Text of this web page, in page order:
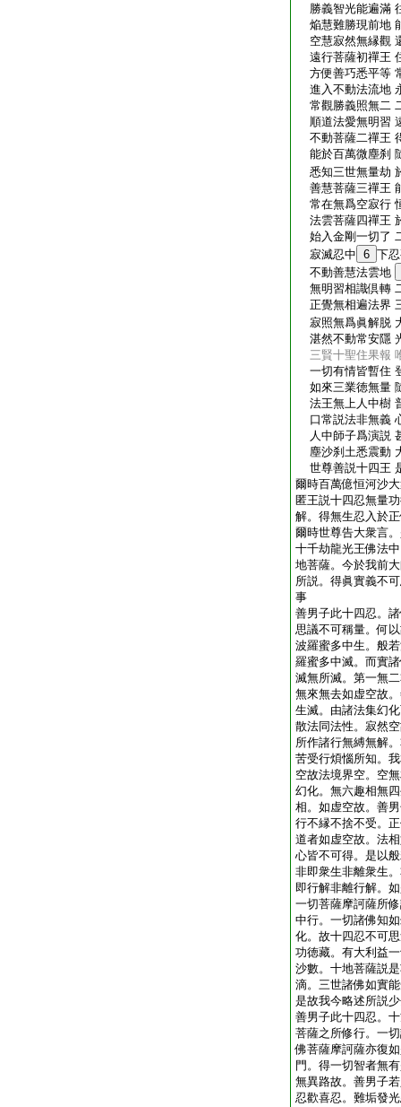
勝義智光能遍滿
焔慧難勝現前地
空慧寂然無縁觀
遠行菩薩初禪王
方便善巧悉平等
進入不動法流地
常觀勝義照無二
順道法愛無明習
不動菩薩二禪王
能於百萬微塵刹
悉知三世無量劫
善慧菩薩三禪王
常在無爲空寂行
法雲菩薩四禪王
始入金剛一切了
寂滅忍中 6 下
不動善慧法雲地
無明習相識倶轉
正覺無相遍法界
寂照無爲眞解脱
湛然不動常安隱
三賢十聖住果報
一切有情皆暫住
如來三業徳無量
法王無上人中樹
口常説法非無義
人中師子爲演説
塵沙刹土悉震動
世尊善説十四王
爾時百萬億恒河沙
匿王説十四忍無量
解。得無生忍入於
爾時世尊告大衆言
十千劫龍光王佛法
地菩薩。今於我前
所説。得眞實義不
事
善男子此十四忍。
思議不可稱量。何
波羅蜜多中生。般
羅蜜多中滅。而實
滅無所滅。第一無
無來無去如虚空故
生滅。由諸法集幻
散法同法性。寂然
所作諸行無縛無解
苦受行煩惱所知。
空故法境界空。空
幻化。無六趣相無
相。如虚空故。善
行不縁不捨不受。
道者如虚空故。法
心皆不可得。是以
非即衆生非離衆生
即行解非離行解。
一切菩薩摩訶薩所
中行。一切諸佛知
化。故十四忍不可
功徳藏。有大利益
沙數。十地菩薩説
滴。三世諸佛如實
是故我今略述所説
善男子此十四忍。
菩薩之所修行。一
佛菩薩摩訶薩亦復
門。得一切智者無
無異路故。善男子
忍歡喜忍。難垢發